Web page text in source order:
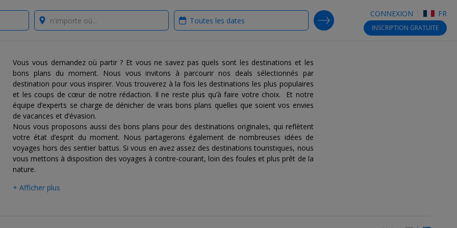
CONNEXION FR
INSCRIPTION GRATUITE
Where? When?
SEARCH DEALS
Vous vous demandez où partir ? Et vous ne savez pas quels sont les destinations et les
bons plans du moment. Nous vous invitons à parcourir nos deals sélectionnés par
destination pour vous inspirer. Vous trouverez à la fois les destinations les plus populaires
et les coups de cœur de notre rédaction. Il ne reste plus qu’à faire votre choix. Et notre
équipe d’experts se charge de dénicher de vrais bons plans quelles que soient vos envies
de vacances et d’évasion.
Nous vous proposons aussi des bons plans pour des destinations originales, qui reflètent
votre état d’esprit du moment. Nous partagerons également de nombreuses idées de
voyages hors des sentier battus. Si vous en avez assez des destinations touristiques, nous
vous mettons à disposition des voyages à contre-courant, loin des foules et plus prêt de la
nature.
+ Afficher plus